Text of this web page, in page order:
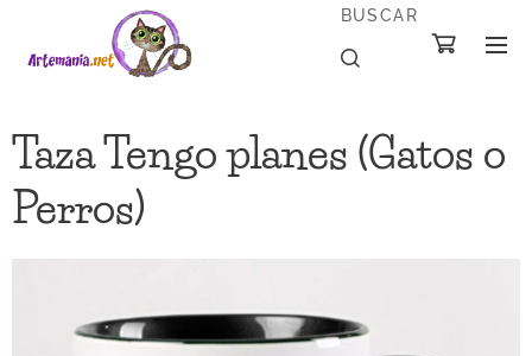
BUSCAR
Taza Tengo planes (Gatos o
Perros)